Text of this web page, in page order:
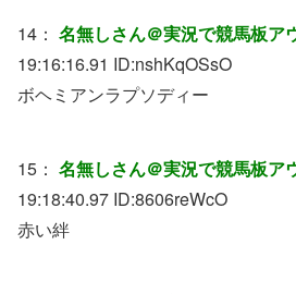
14： 名無しさん＠実況で競馬板ア
19:16:16.91 ID:nshKqOSsO
ボヘミアンラプソディー
15： 名無しさん＠実況で競馬板ア
19:18:40.97 ID:8606reWcO
赤い絆